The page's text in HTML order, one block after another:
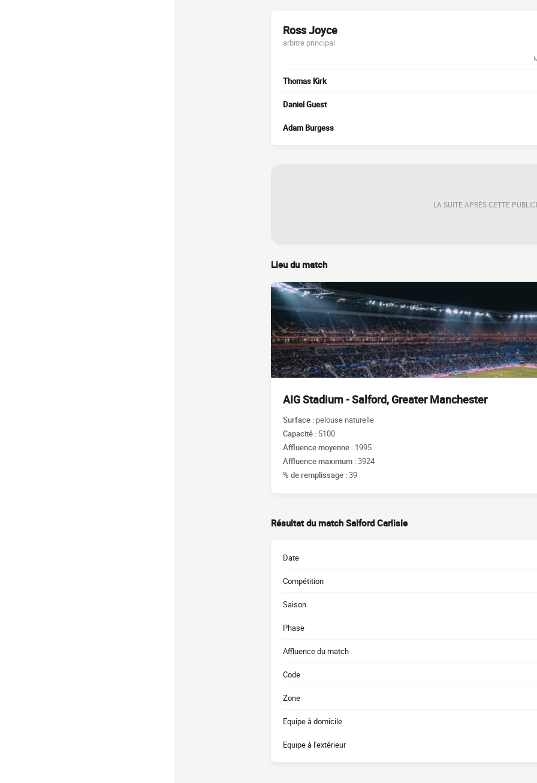
Ross Joyce
arbitre principal
Thomas Kirk
Daniel Guest
Adam Burgess
LA SUITE APRÈS CETTE
Lieu du match
AIG Stadium - Salford, Greater Manchester
Surface : pelouse naturelle
Capacité : 5100
Affluence moyenne : 1995
Affluence maximum :3924
% de remplissage :39
Résultat du match Salford Carlisle
Date
Compétition
Saison
Phase
Affluence du match
Code
Zone
Equipe à domicile
Equipe à l'extérieur